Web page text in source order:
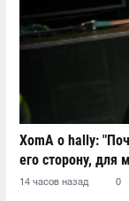
XomA о hally:
его сторону, для
14 часов назад 0